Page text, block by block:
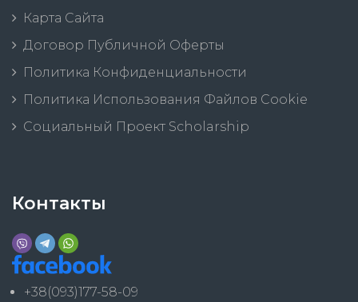
Карта Сайта
Договор Публичной Оферты
Политика Конфиденциальности
Политика Использования Файлов Cookie
Социальный Проект Scholarship
Контакты
+38(093)177-58-09